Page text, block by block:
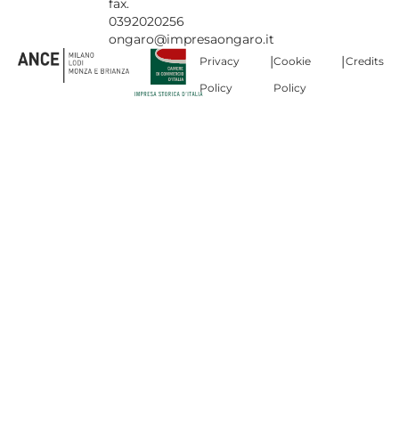
fax.
0392020256
ongaro@impresaongaro.it
Privacy
Policy
|Cookie
Policy
|Credits